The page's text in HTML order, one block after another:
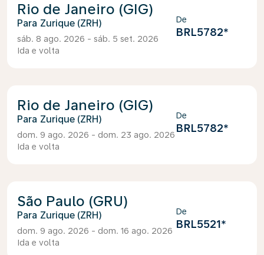
Rio de Janeiro (GIG)
Zurique (ZRH)
sáb. 8 ago. 2026 - sáb. 5 set. 2026
Ida e volta
De
BRL5782*
Rio de Janeiro (GIG)
Zurique (ZRH)
dom. 9 ago. 2026 - dom. 23 ago. 2026
Ida e volta
De
BRL5782*
São Paulo (GRU)
Zurique (ZRH)
dom. 9 ago. 2026 - dom. 16 ago. 2026
Ida e volta
De
BRL5521*